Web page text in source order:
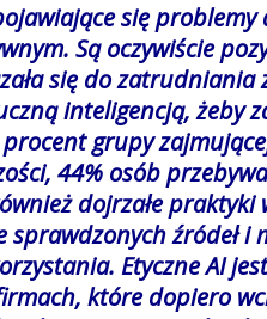
się problemy
Są oczywiście
się do zatrudniania
inteligencją, żeby
grupy
44% osób
dojrzałe praktyki
źródeł i
Etyczne AI
które dopiero